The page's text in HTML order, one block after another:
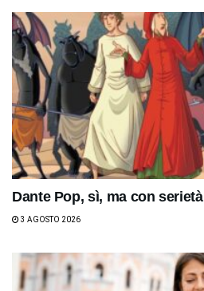
Dante Pop, sì, ma con serietà
3 AGOSTO 2026